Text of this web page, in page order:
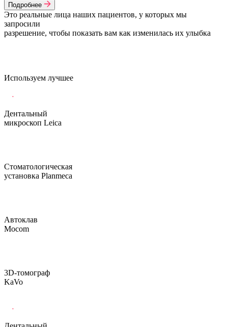
Подробнее
Это реальные лица наших пациентов, у которых мы
запросили
разрешение, чтобы показать вам как изменилась их улыбка
Используем лучшее
Дентальный
микроскоп Leica
Стоматологическая
установка Planmeca
Автоклав
Mocom
3D-томограф
KaVo